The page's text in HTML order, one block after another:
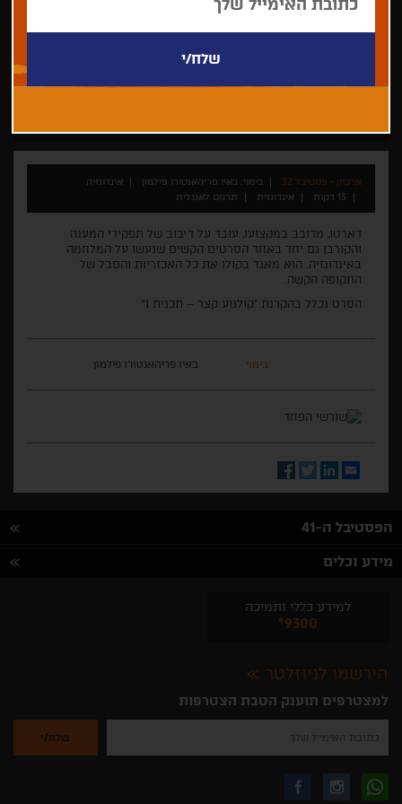
ארכיון - פסטיבל 32 בימוי: באיו פריהאנטורו פילמון
אינדונזיה
13 דקות
אינדונזית תרגום לאנגלית
דארטו, מדובב במקצועו, עובד על דיבוב של תפקידי המענה
והקורבן גם יחד באחד הסרטים הקשים שנעשו על המלחמה
באינדונזיה. הוא מאגד בקולו את כל האכזריות והסבל של
התקופה הקשה.
הסרט נכלל בהקרנת "קולנוע קצר – תכנית 1"
בימוי באיו פריהאנטורו פילמון
Email
LinkedIn
Twitter
Facebook
הפסטיבל ה-41
מידע וכלים
למידע כללי ותמיכה
*9300
הירשמו לניוזלטר
למצטרפים תוענק הטבת הצטרפות
להזין
שלך
להרשמה
לקבלת עקבו